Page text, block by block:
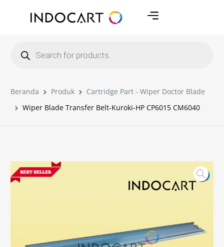
Beranda Produk
Cartridge Part - Wiper Doctor Blade
Wiper Blade Transfer Belt-Kuroki-HP CP6015 CM6040